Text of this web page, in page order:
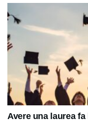
Avere una laurea